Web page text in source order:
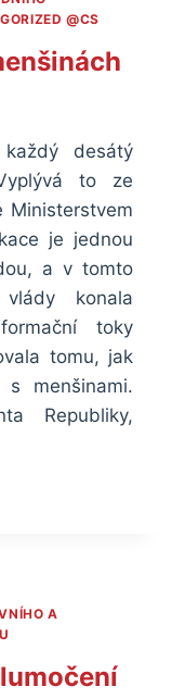
@CS
desátý
to ze
Ministerstvem
je jednou
a v tomto
konala
toky
tomu, jak
s menšinami.
Republiky,
A